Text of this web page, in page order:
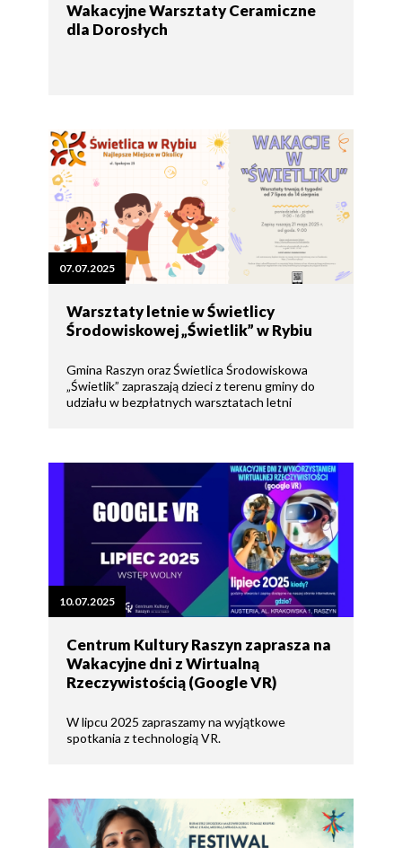
Wakacyjne Warsztaty Ceramiczne
dla Dorosłych
07.07.2025
Warsztaty letnie w Świetlicy
Środowiskowej „Świetlik” w Rybiu
Gmina Raszyn oraz Świetlica Środowiskowa
„Świetlik” zapraszają dzieci z terenu gminy do
udziału w bezpłatnych warsztatach letni
10.07.2025
Centrum Kultury Raszyn zaprasza na
Wakacyjne dni z Wirtualną
Rzeczywistością (Google VR)
W lipcu 2025 zapraszamy na wyjątkowe
spotkania z technologią VR.